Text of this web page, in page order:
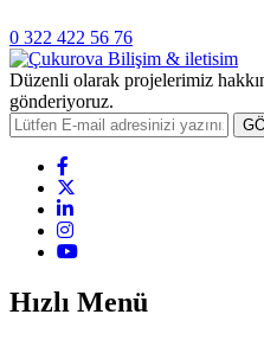
0 322 422 56 76
Düzenli olarak projelerimiz
gönderiyoruz.
Hızlı Menü